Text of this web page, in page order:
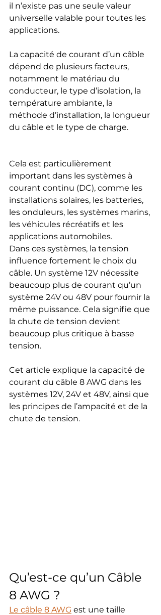
il n’existe pas une seule valeur
universelle valable pour toutes les
applications.
La capacité de courant d’un câble
dépend de plusieurs facteurs,
notamment le matériau du
conducteur, le type d’isolation, la
température ambiante, la
méthode d’installation, la longueur
du câble et le type de charge.
Cela est particulièrement
important dans les systèmes à
courant continu (DC), comme les
installations solaires, les batteries,
les onduleurs, les systèmes marins,
les véhicules récréatifs et les
applications automobiles.
Dans ces systèmes, la tension
influence fortement le choix du
câble. Un système 12V nécessite
beaucoup plus de courant qu’un
système 24V ou 48V pour fournir la
même puissance. Cela signifie que
la chute de tension devient
beaucoup plus critique à basse
tension.
Cet article explique la capacité de
courant du câble 8 AWG dans les
systèmes 12V, 24V et 48V, ainsi que
les principes de l’ampacité et de la
chute de tension.
Qu’est-ce qu’un Câble
8 AWG ?
Le câble 8 AWG est une taille